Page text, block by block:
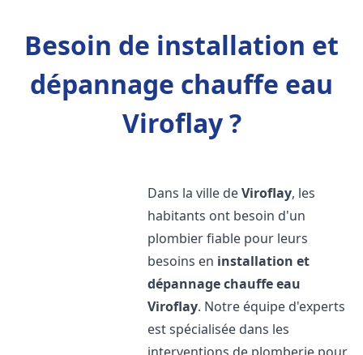
Besoin de installation et
dépannage chauffe eau
Viroflay ?
Dans la ville deViroflay, les
habitants ont besoin d'un
plombier fiable pour leurs
besoins en installation et
dépannage chauffe eau
Viroflay. Notre équipe d'experts
est spécialisée dans les